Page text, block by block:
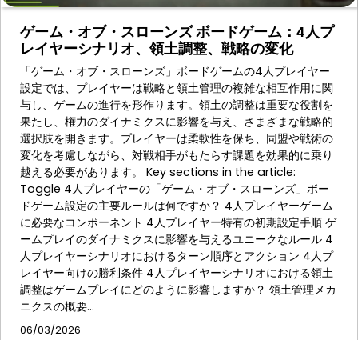
ゲーム・オブ・スローンズ ボードゲーム：4人プ
レイヤーシナリオ、領土調整、戦略の変化
「ゲーム・オブ・スローンズ」ボードゲームの4人プレイヤー
設定では、プレイヤーは戦略と領土管理の複雑な相互作用に関
与し、ゲームの進行を形作ります。領土の調整は重要な役割を
果たし、権力のダイナミクスに影響を与え、さまざまな戦略的
選択肢を開きます。プレイヤーは柔軟性を保ち、同盟や戦術の
変化を考慮しながら、対戦相手がもたらす課題を効果的に乗り
越える必要があります。 Key sections in the article:
Toggle 4人プレイヤーの「ゲーム・オブ・スローンズ」ボー
ドゲーム設定の主要ルールは何ですか？ 4人プレイヤーゲーム
に必要なコンポーネント 4人プレイヤー特有の初期設定手順 ゲ
ームプレイのダイナミクスに影響を与えるユニークなルール 4
人プレイヤーシナリオにおけるターン順序とアクション 4人プ
レイヤー向けの勝利条件 4人プレイヤーシナリオにおける領土
調整はゲームプレイにどのように影響しますか？ 領土管理メカ
ニクスの概要…
06/03/2026